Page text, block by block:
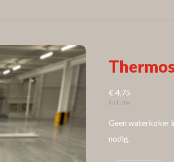
€ 4,75
Incl. btw
Geen waterkoker
nodig.